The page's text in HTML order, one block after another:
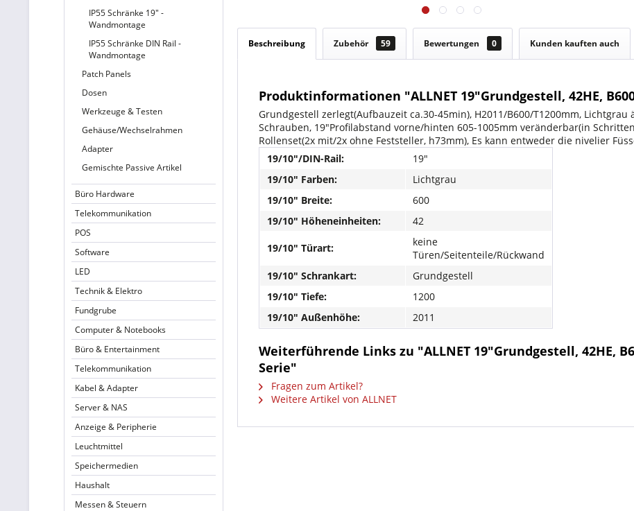
IP55 Schränke 19" -
Wandmontage
IP55 Schränke DIN Rail -
Wandmontage
Patch Panels
Dosen
Werkzeuge & Testen
Gehäuse/Wechselrahmen
Adapter
Gemischte Passive Artikel
Büro Hardware
Telekommunikation
POS
Software
LED
Technik & Elektro
Fundgrube
Computer & Notebooks
Büro & Entertainment
Telekommunikation
Kabel & Adapter
Server & NAS
Anzeige & Peripherie
Leuchtmittel
Speichermedien
Haushalt
Messen & Steuern
Beschreibung Zubehör 59 Bewertungen 0 Kunden kauften auch
Produktinformationen "ALLNET 19"Grundgestell, 42HE,
Grundgestell zerlegt(Aufbauzeit ca.30-45min), H2011/B600/T1200mm, Lichtgrau
Schrauben, 19"Profilabstand vorne/hinten 605-1005mm veränderbar(in
Rollenset(2x mit/2x ohne Feststeller, h73mm), Es kann entweder die nivelier
19/10"/DIN-Rail:
19"
19/10" Farben:
Lichtgrau
19/10" Breite:
600
19/10" Höheneinheiten:
42
19/10" Türart:
keine
Türen/Seitenteile/Rückwand
19/10" Schrankart:
Grundgestell
19/10" Tiefe:
1200
19/10" Außenhöhe:
2011
Weiterführende Links zu "ALLNET 19"Grundgestell, 42HE,
Serie"
Fragen zum Artikel?
Weitere Artikel von ALLNET